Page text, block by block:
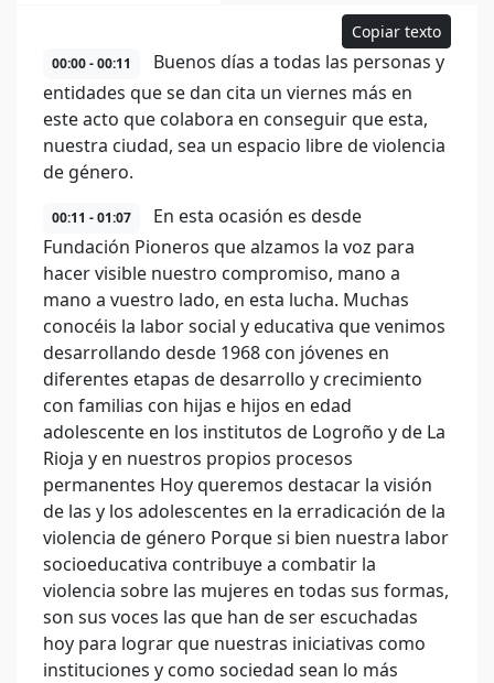
Copiar texto
00:00 - 00:11
Buenos días a todas las personas y
entidades que se dan cita un viernes más en
este acto que colabora en conseguir que esta,
nuestra ciudad, sea un espacio libre de violencia
de género.
00:11 - 01:07
En esta ocasión es desde
Fundación Pioneros que alzamos la voz para
hacer visible nuestro compromiso, mano a
mano a vuestro lado, en esta lucha. Muchas
conocéis la labor social y educativa que venimos
desarrollando desde 1968 con jóvenes en
diferentes etapas de desarrollo y crecimiento
con familias con hijas e hijos en edad
adolescente en los institutos de Logroño y de La
Rioja y en nuestros propios procesos
permanentes Hoy queremos destacar la visión
de las y los adolescentes en la erradicación de la
violencia de género Porque si bien nuestra labor
socioeducativa contribuye a combatir la
violencia sobre las mujeres en todas sus formas,
son sus voces las que han de ser escuchadas
hoy para lograr que nuestras iniciativas como
instituciones y como sociedad sean lo más